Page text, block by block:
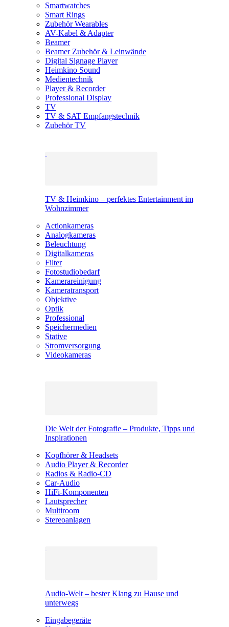
Smartwatches
Smart Rings
Zubehör Wearables
AV-Kabel & Adapter
Beamer
Beamer Zubehör & Leinwände
Digital Signage Player
Heimkino Sound
Medientechnik
Player & Recorder
Professional Display
TV
TV & SAT Empfangstechnik
Zubehör TV
TV & Heimkino – perfektes Entertainment im
Wohnzimmer
Actionkameras
Analogkameras
Beleuchtung
Digitalkameras
Filter
Fotostudiobedarf
Kamerareinigung
Kameratransport
Objektive
Optik
Professional
Speichermedien
Stative
Stromversorgung
Videokameras
Die Welt der Fotografie – Produkte, Tipps und
Inspirationen
Kopfhörer & Headsets
Audio Player & Recorder
Radios & Radio-CD
Car-Audio
HiFi-Komponenten
Lautsprecher
Multiroom
Stereoanlagen
Audio-Welt – bester Klang zu Hause und
unterwegs
Eingabegeräte